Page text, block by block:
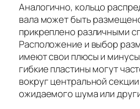
Аналогично, кольцо
вала может быть
прикреплено различными
Расположение и выбор
имеют свои плюсы и
гибкие пластины могут
вокруг центральной
ожидаемого шума или